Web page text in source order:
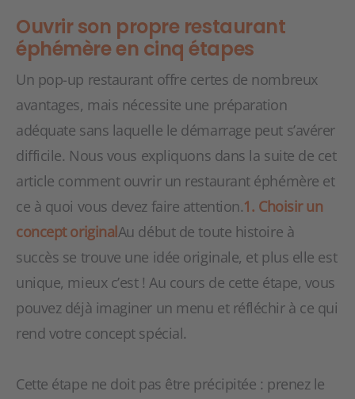
Ouvrir son propre restaurant
éphémère en cinq étapes
Un pop-up restaurant offre certes de nombreux
avantages, mais nécessite une préparation
adéquate sans laquelle le démarrage peut s’avérer
difficile. Nous vous expliquons dans la suite de cet
article comment ouvrir un restaurant éphémère et
ce à quoi vous devez faire attention.1. Choisir un
concept originalAu début de toute histoire à
succès se trouve une idée originale, et plus elle est
unique, mieux c’est ! Au cours de cette étape, vous
pouvez déjà imaginer un menu et réfléchir à ce qui
rend votre concept spécial.
Cette étape ne doit pas être précipitée : prenez le